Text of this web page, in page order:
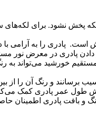
لکه پخش نشود. برای
پادری را به آرامی با
پادری در معرض نور
خورشید می‌تواند
برسانند و رنگ آن را از
طول عمر پادری کمک
و بافت پادری اطمینان